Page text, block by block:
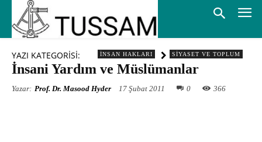
YAZI KATEGORİSİ: İNSAN HAKLARI SIYASET VE TOPLUM
İnsani Yardım ve Müslümanlar
Yazar: Prof. Dr. Masood Hyder 17 Şubat 2011 0 366